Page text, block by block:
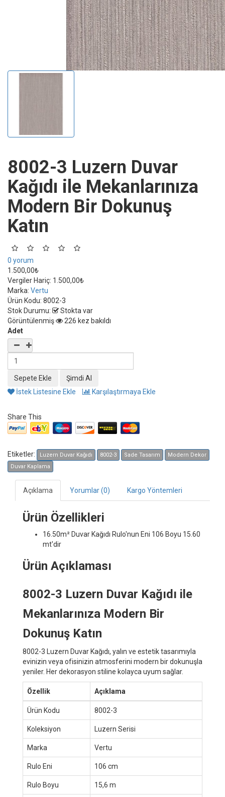
8002-3 Luzern Duvar
Kağıdı ile Mekanlarınıza
Modern Bir Dokunuş
Katın
0 yorum
1.500,00₺
Vergiler Hariç: 1.500,00₺
Marka: Vertu
Ürün Kodu: 8002-3
Stok Durumu:
Stokta var
Görüntülenmiş
226 kez bakıldı
Adet
İstek Listesine Ekle Karşılaştırmaya Ekle
Share This
Etiketler: Luzern Duvar Kağıdı 8002-3 Sade Tasarım
Modern Dekor
Duvar Kaplama
Açıklama Yorumlar (0) Kargo Yöntemleri
Ürün Özellikleri
16.50m² Duvar Kağıdı Rulo'nun Eni 106 Boyu 15.60
mt'dir
Ürün Açıklaması
8002-3 Luzern Duvar Kağıdı ile
Mekanlarınıza Modern Bir
Dokunuş Katın
8002-3 Luzern Duvar Kağıdı, yalın ve estetik tasarımıyla
evinizin veya ofisinizin atmosferini modern bir dokunuşla
yeniler. Her dekorasyon stiline kolayca uyum sağlar.
Özellik Açıklama
Ürün Kodu 8002-3
Koleksiyon Luzern Serisi
Marka Vertu
Rulo Eni 106 cm
Rulo Boyu 15,6 m